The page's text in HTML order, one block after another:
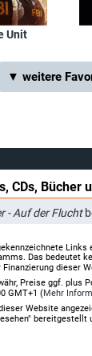
Unit
▼ weitere
CDs, Bücher
- Auf der Flucht
Das bedeutet
dieser
Preise ggf. plus
GMT+1 (Mehr
Website
bereitgestellt